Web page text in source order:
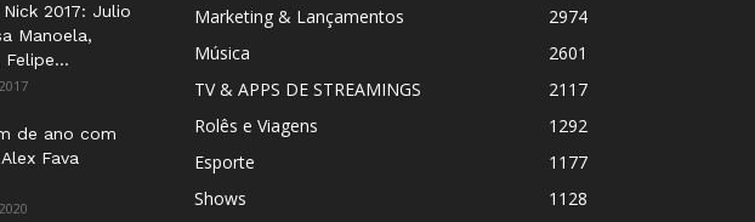
2017: Julio
Manoela,
de ano com
Fava
Marketing & Lançamentos
2974
Música
2601
TV & APPS DE STREAMINGS
2117
Rolês e Viagens
1292
Esporte
1177
Shows
1128